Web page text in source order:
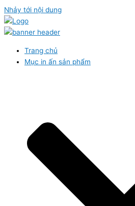
Nhảy tới nội dung
Trang chủ
Mục in ấn sản phẩm